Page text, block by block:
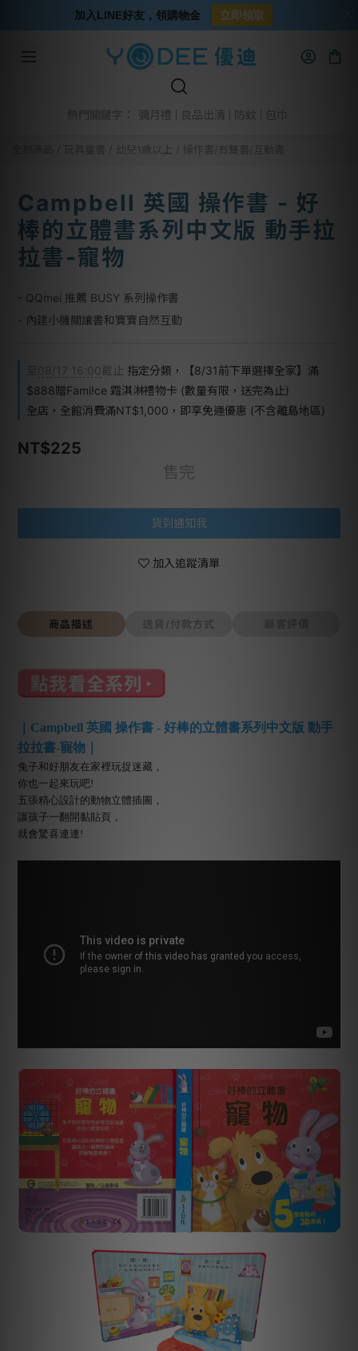
熱門關鍵字： 彌月禮 良品出清 防蚊
幼兒1歲以上 操作書/有聲書/互動書
Campbell 英國 操作書 - 好
棒的立體書系列中文版 動手拉
拉書-寵物
- QQmei 推薦 BUSY 系列操作書
- 內建小機關讓書和寶寶自然互動
08/17 16:00截止 指定分類，【8/31前下單選擇全家】滿
$888贈Fami!ce 霜淇淋禮物卡 (數量有限，送完為止)
全店，全館消費滿NT$1,000，即享免運優惠 (不含離島地區)
NT$225
售完
貨到通知我
加入追蹤清單
商品描述 送貨/付款方式
｜Campbell 英國 操作書 - 好棒的立體書系列中文版 動手
拉拉書-寵物｜
兔子和好朋友在家裡玩捉迷藏，
你也一起來玩吧!
五張精心設計的動物立體插圖，
讓孩子一翻開黏貼頁，
就會驚喜連連!
加入LINE好友，領購物金 立即領取